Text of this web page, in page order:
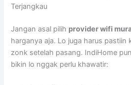
Terjangkau
Jangan asal pilih provider wifi
harganya aja. Lo juga harus pastiin
zonk setelah pasang. IndiHome
bikin lo nggak perlu khawatir: